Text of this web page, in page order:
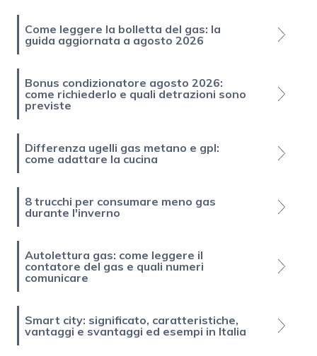
Come leggere la bolletta del gas: la
guida aggiornata a agosto 2026
Bonus condizionatore agosto 2026:
come richiederlo e quali detrazioni sono
previste
Differenza ugelli gas metano e gpl:
come adattare la cucina
8 trucchi per consumare meno gas
durante l'inverno
Autolettura gas: come leggere il
contatore del gas e quali numeri
comunicare
Smart city: significato, caratteristiche,
vantaggi e svantaggi ed esempi in Italia